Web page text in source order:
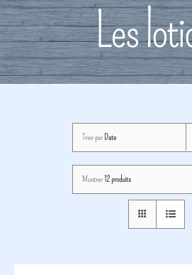
Les
Trier par Date
Montrer12 produits